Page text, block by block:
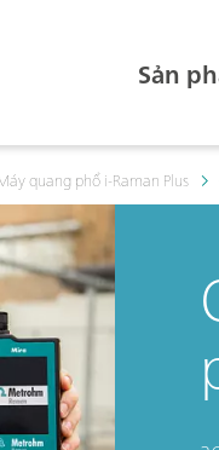
Sản
quang phổ i-Raman Plus